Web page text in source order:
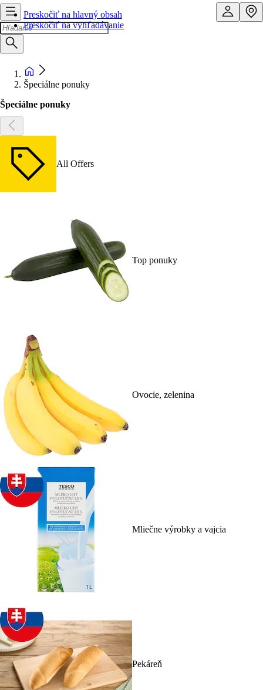
Preskočiť na hlavný obsah
Preskočiť na vyhľadávanie
Špeciálne ponuky
Špeciálne ponuky
All Offers
Top ponuky
Ovocie, zelenina
Mliečne výrobky a vajcia
Pekáreň